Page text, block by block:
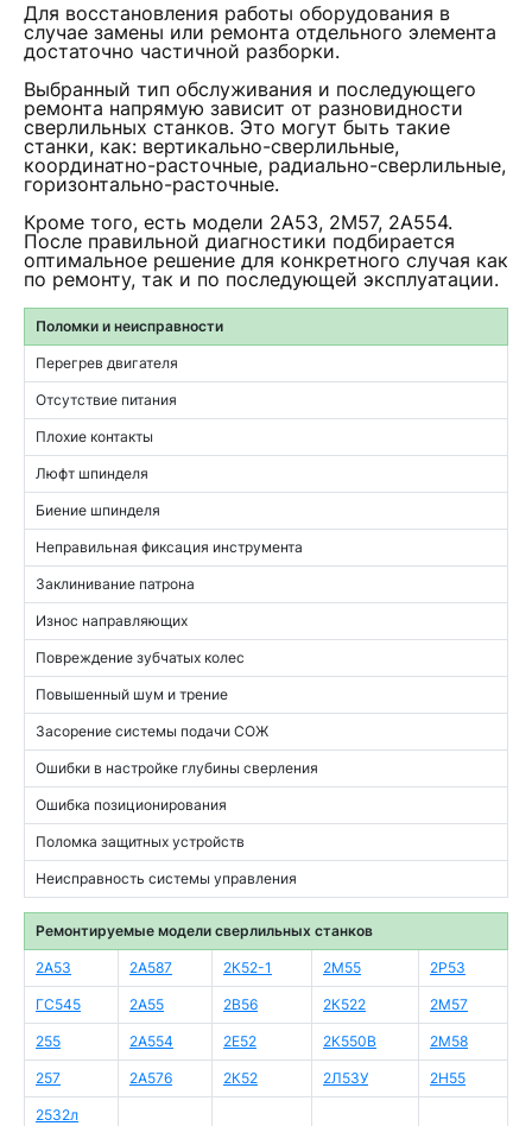
Для восстановления работы оборудования в
случае замены или ремонта отдельного элемента
достаточно частичной разборки.
Выбранный тип обслуживания и последующего
ремонта напрямую зависит от разновидности
сверлильных станков. Это могут быть такие
станки, как: вертикально-сверлильные,
координатно-расточные, радиально-сверлильные,
горизонтально-расточные.
Кроме того, есть модели 2А53, 2М57, 2А554.
После правильной диагностики подбирается
оптимальное решение для конкретного случая как
по ремонту, так и по последующей эксплуатации.
Поломки и неисправности
Перегрев двигателя
Отсутствие питания
Плохие контакты
Люфт шпинделя
Биение шпинделя
Неправильная фиксация инструмента
Заклинивание патрона
Износ направляющих
Повреждение зубчатых колес
Повышенный шум и трение
Засорение системы подачи СОЖ
Ошибки в настройке глубины сверления
Ошибка позиционирования
Поломка защитных устройств
Неисправность системы управления
Ремонтируемые модели сверлильных станков
2А53 2А587 2К52-1 2М55 2Р53
ГС545 2А55 2В56 2К522 2М57
255 2А554 2Е52 2К550В 2М58
257 2А576 2К52 2Л53У 2Н55
2532л